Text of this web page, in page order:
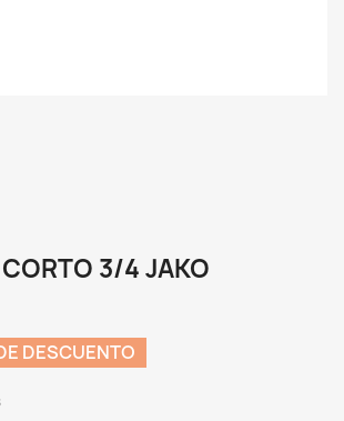
3/4 JAKO
DESCUENTO